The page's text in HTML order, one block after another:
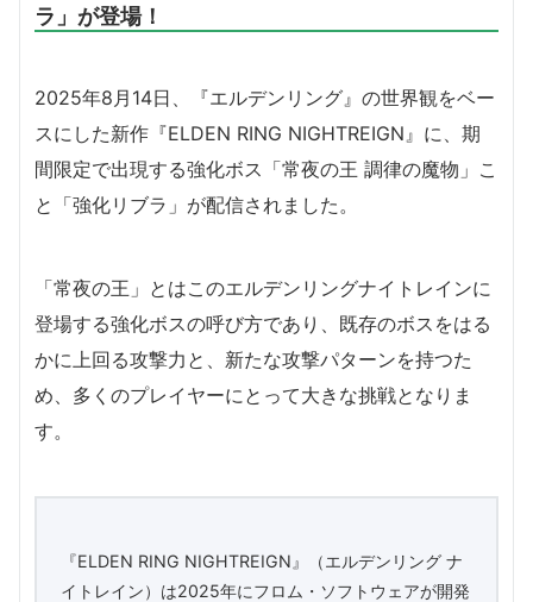
ラ」が登場！
2025年8月14日、『エルデンリング』の世界観をベー
スにした新作『ELDEN RING NIGHTREIGN』に、期
間限定で出現する強化ボス「常夜の王 調律の魔物」こ
と「強化リブラ」が配信されました。
「常夜の王」とはこのエルデンリングナイトレインに
登場する強化ボスの呼び方であり、既存のボスをはる
かに上回る攻撃力と、新たな攻撃パターンを持つた
め、多くのプレイヤーにとって大きな挑戦となりま
す。
『ELDEN RING NIGHTREIGN』（エルデンリング ナ
イトレイン）は2025年にフロム・ソフトウェアが開発